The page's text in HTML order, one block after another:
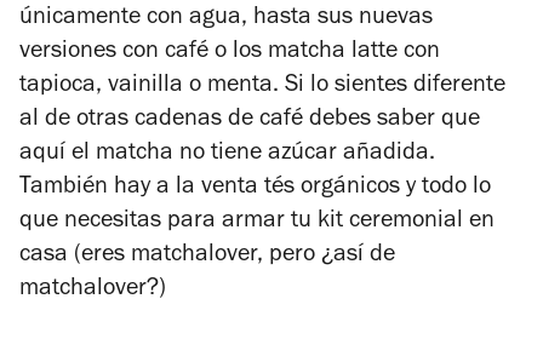
únicamente con agua, hasta sus nuevas
versiones con café o los matcha latte con
tapioca, vainilla o menta. Si lo sientes diferente
al de otras cadenas de café debes saber que
aquí el matcha no tiene azúcar añadida.
También hay a la venta tés orgánicos y todo lo
que necesitas para armar tu kit ceremonial en
casa (eres matchalover, pero ¿así de
matchalover?)